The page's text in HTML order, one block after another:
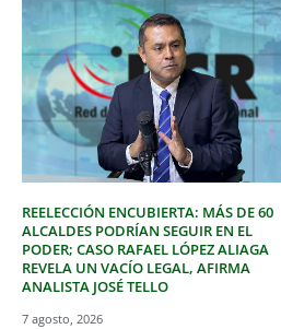
REELECCIÓN ENCUBIERTA: MÁS DE 60
ALCALDES PODRÍAN SEGUIR EN EL
PODER; CASO RAFAEL LÓPEZ ALIAGA
REVELA UN VACÍO LEGAL, AFIRMA
ANALISTA JOSÉ TELLO
7 agosto, 2026